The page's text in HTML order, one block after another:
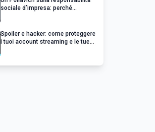
sociale d’impresa: perché
Spoiler e hacker: come proteggere
i tuoi account streaming e le tue